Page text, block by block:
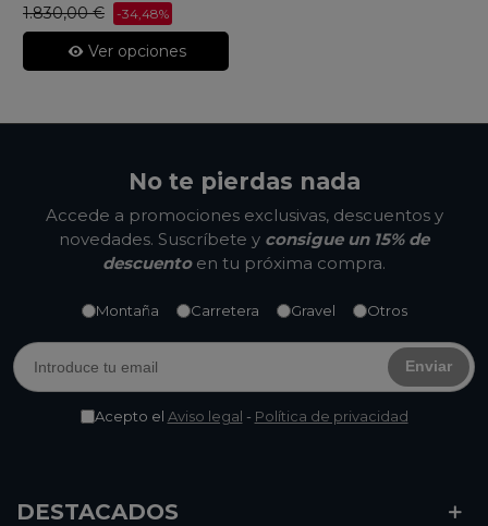
1.830,00 € -34,48%
Ver opciones
No te pierdas nada
Accede a promociones exclusivas, descuentos y
novedades. Suscríbete y consigue un 15% de
descuentoen tu próxima compra.
Montaña Carretera Gravel Otros
Enviar
Acepto el Aviso legal - Política de privacidad
DESTACADOS